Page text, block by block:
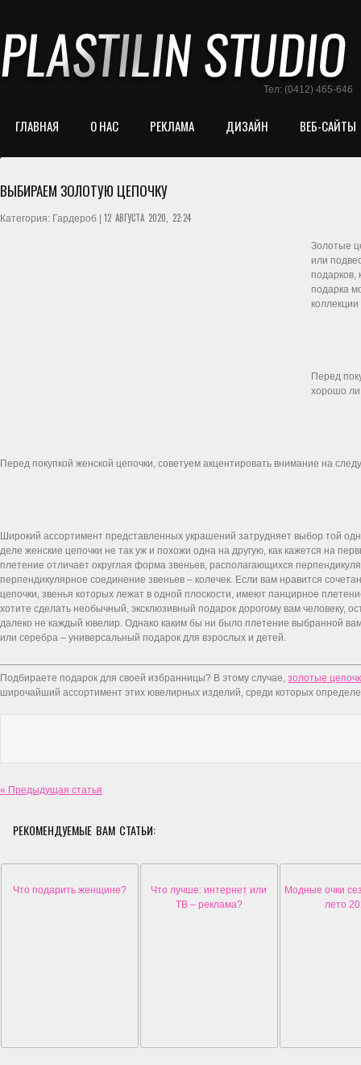
Тел: (0412) 465-646
ГЛАВНАЯ О НАС РЕКЛАМА ДИЗАЙН ВЕБ-САЙТЫ
ВЫБИРАЕМ ЗОЛОТУЮ ЦЕПОЧКУ
Категория: Гардероб | 12 АВГУСТА 2020, 22:24
Золотые
или
подарков,
подарка
Перед
хорошо ли
Перед покупкой женской цепочки, советуем акцентировать внимание на
Широкий ассортимент представленных украшений затрудняет выбор той
деле женские цепочки не так уж и похожи одна на другую, как кажется на
плетение отличает округлая форма звеньев, располагающихся
перпендикулярное соединение звеньев – колечек. Если вам нравится
цепочки, звенья которых лежат в одной плоскости, имеют панцирное
хотите сделать необычный, эксклюзивный подарок дорогому вам человеку,
далеко не каждый ювелир. Однако каким бы ни было плетение выбранной
или серебра – универсальный подарок для взрослых и детей.
Подбираете подарок для своей избранницы? В этому случае, золотые
широчайший ассортимент этих ювелирных изделий, среди которых
« Предыдущая статья
РЕКОМЕНДУЕМЫЕ ВАМ СТАТЬИ:
Что подарить женщине?
Что лучше: интернет или
ТВ – реклама?
Модные очки
лето